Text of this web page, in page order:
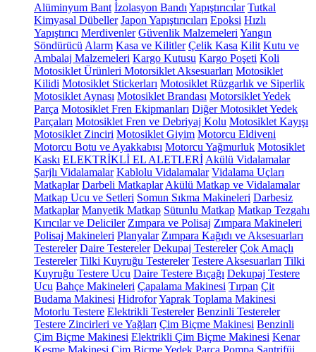
Alüminyum Bant İzolasyon Bandı Yapıştırıcılar Tutkal
Kimyasal Dübeller Japon Yapıştırıcıları Epoksi Hızlı
Yapıştırıcı Merdivenler Güvenlik Malzemeleri Yangın
Söndürücü Alarm Kasa ve Kilitler Çelik Kasa Kilit Kutu ve
Ambalaj Malzemeleri Kargo Kutusu Kargo Poşeti Koli
Motosiklet Ürünleri Motorsiklet Aksesuarları Motosiklet
Kilidi Motosiklet Stickerları Motosiklet Rüzgarlık ve Siperlik
Motosiklet Aynası Motosiklet Brandası Motorsiklet Yedek
Parça Motosiklet Fren Ekipmanları Diğer Motosiklet Yedek
Parçaları Motosiklet Fren ve Debriyaj Kolu Motosiklet Kayışı
Motosiklet Zinciri Motosiklet Giyim Motorcu Eldiveni
Motorcu Botu ve Ayakkabısı Motorcu Yağmurluk Motosiklet
Kaskı ELEKTRİKLİ EL ALETLERİ Akülü Vidalamalar
Şarjlı Vidalamalar Kablolu Vidalamalar Vidalama Uçları
Matkaplar Darbeli Matkaplar Akülü Matkap ve Vidalamalar
Matkap Ucu ve Setleri Somun Sıkma Makineleri Darbesiz
Matkaplar Manyetik Matkap Sütunlu Matkap Matkap Tezgahı
Kırıcılar ve Deliciler Zımpara ve Polisaj Zımpara Makineleri
Polisaj Makineleri Planyalar Zımpara Kağıdı ve Aksesuarları
Testereler Daire Testereler Dekupaj Testereler Çok Amaçlı
Testereler Tilki Kuyruğu Testereler Testere Aksesuarları Tilki
Kuyruğu Testere Ucu Daire Testere Bıçağı Dekupaj Testere
Ucu Bahçe Makineleri Çapalama Makinesi Tırpan Çit
Budama Makinesi HidroforYaprak Toplama Makinesi
Motorlu Testere Elektrikli Testereler Benzinli Testereler
Testere Zincirleri ve Yağları Çim Biçme Makinesi Benzinli
Çim Biçme Makinesi Elektrikli Çim Biçme Makinesi Kenar
Kesme Makinesi Çim Biçme Yedek Parça Pompa Santrifüj